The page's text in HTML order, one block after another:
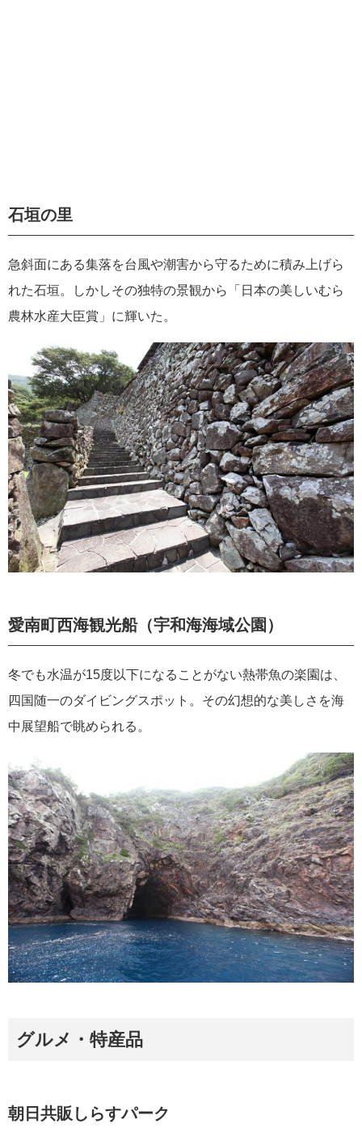
石垣の里
急斜面にある集落を台風や潮害から守るために積み上げら
れた石垣。しかしその独特の景観から「日本の美しいむら
農林水産大臣賞」に輝いた。
愛南町西海観光船（宇和海海域公園）
冬でも水温が15度以下になることがない熱帯魚の楽園は、
四国随一のダイビングスポット。その幻想的な美しさを海
中展望船で眺められる。
グルメ・特産品
朝日共販しらすパーク